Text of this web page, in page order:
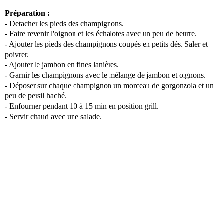
Préparation :
- Detacher les pieds des champignons.
- Faire revenir l'oignon et les échalotes avec un peu de beurre.
- Ajouter les pieds des champignons coupés en petits dés. Saler et
poivrer.
- Ajouter le jambon en fines lanières.
- Garnir les champignons avec le mélange de jambon et oignons.
- Déposer sur chaque champignon un morceau de gorgonzola et un
peu de persil haché.
- Enfourner pendant 10 à 15 min en position grill.
- Servir chaud avec une salade.